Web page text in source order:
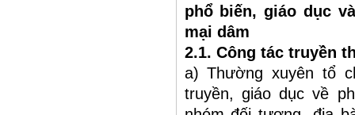
phổ biến, giáo dục
mại dâm
2.1. Công tác truyền
a) Thường xuyên tổ
truyền, giáo dục về